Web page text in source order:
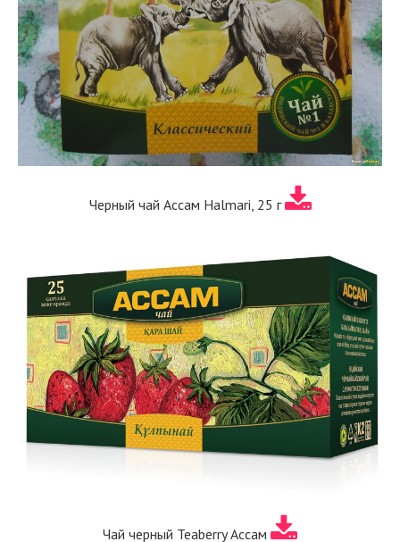
Черный чай Ассам Halmari, 25 г
Чай черный Teaberry Ассам